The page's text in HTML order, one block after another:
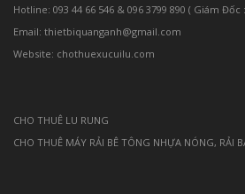
Hotline: 093 44 66 546 & 096 3799 890 ( Giám Đốc
Email: thietbiquanganh@gmail.com
Website: chothuexucuilu.com
CHO THUÊ LU RUNG
CHO THUÊ MÁY RẢI BÊ TÔNG NHỰA NÓNG, RẢI